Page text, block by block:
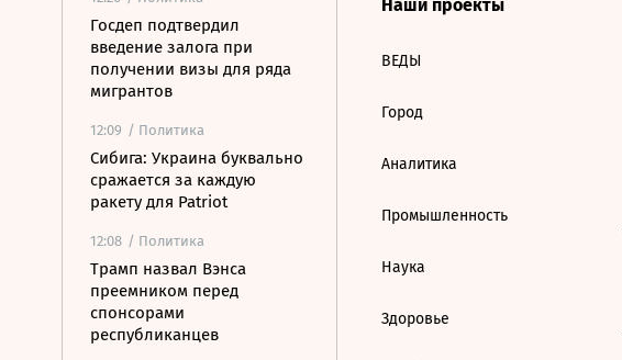
Госдеп подтвердил
введение залога при
получении визы для ряда
мигрантов
12:09 / Политика
Сибига: Украина буквально
сражается за каждую
ракету для Patriot
12:08 / Политика
Трамп назвал Вэнса
преемником перед
спонсорами
республиканцев
Наши проекты
ВЕДЫ
Город
Аналитика
Промышленность
Наука
Здоровье